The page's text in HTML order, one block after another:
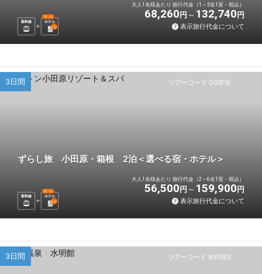
新幹線 ホテル
選べる
2泊
大人1名様あたり 旅行代金（1～5名1室・税込）
68,260 円 132,740 円
表示旅行代金について
ツアーコード Q02PIE
3日間
ずらし旅 小田原・箱根 2泊＜選べる宿・ホテル＞
新幹線 ホテル
選べる
2泊
大人1名様あたり 旅行代金（2～6名1室・税込）
56,500 円 159,900 円
表示旅行代金について
ツアーコード N97503
3日間